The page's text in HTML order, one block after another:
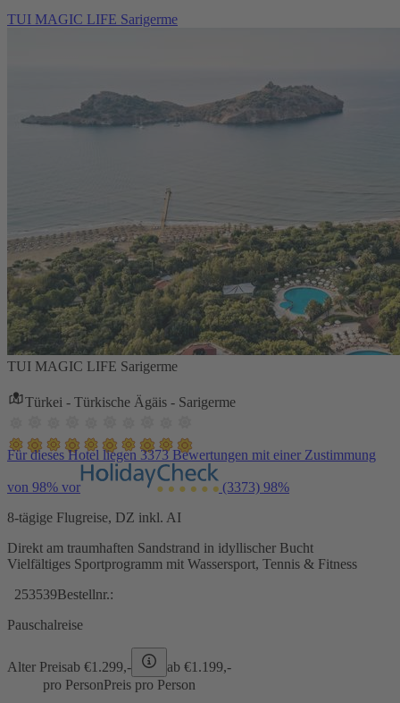
TUI MAGIC LIFE Sarigerme
TUI MAGIC LIFE Sarigerme
Türkei - Türkische Ägäis - Sarigerme
Für dieses Hotel liegen 3373 Bewertungen mit einer Zustimmung
von 98% vor (3373) 98%
8-tägige Flugreise, DZ inkl. AI
Direkt am traumhaften Sandstrand in idyllischer Bucht
Vielfältiges Sportprogramm mit Wassersport, Tennis & Fitness
253539Bestellnr.:
Pauschalreise
Alter Preisab €1.299,- ab €1.199,-
pro PersonPreis pro Person